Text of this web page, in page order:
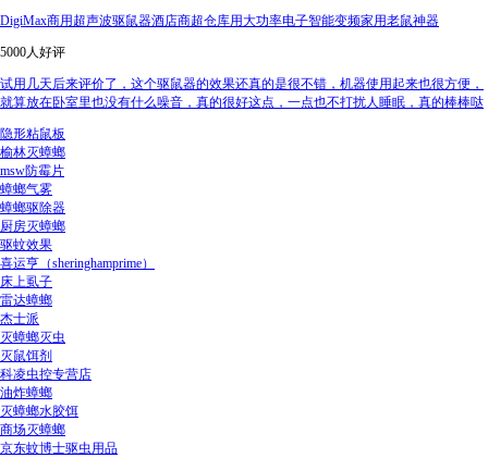
DigiMax商用超声波驱鼠器酒店商超仓库用大功率电子智能变频家用老鼠神器
5000人好评
试用几天后来评价了，这个驱鼠器的效果还真的是很不错，机器使用起来也很方便，
就算放在卧室里也没有什么噪音，真的很好这点，一点也不打扰人睡眠，真的棒棒哒
隐形粘鼠板
榆林灭蟑螂
msw防霉片
蟑螂气雾
蟑螂驱除器
厨房灭蟑螂
驱蚊效果
喜运亨（sheringhamprime）
床上虱子
雷达蟑螂
杰士派
灭蟑螂灭虫
灭鼠饵剂
科凌虫控专营店
油炸蟑螂
灭蟑螂水胶饵
商场灭蟑螂
京东蚊博士驱虫用品